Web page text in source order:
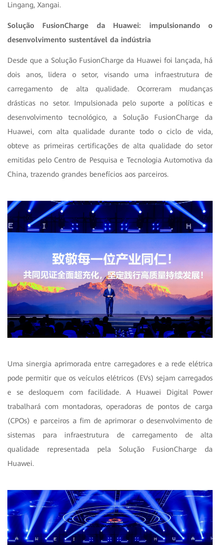
Lingang, Xangai.
Solução FusionCharge da Huawei: impulsionando o
desenvolvimento sustentável da indústria
Desde que a Solução FusionCharge da Huawei foi lançada, há
dois anos, lidera o setor, visando uma infraestrutura de
carregamento de alta qualidade. Ocorreram mudanças
drásticas no setor. Impulsionada pelo suporte a políticas e
desenvolvimento tecnológico, a Solução FusionCharge da
Huawei, com alta qualidade durante todo o ciclo de vida,
obteve as primeiras certificações de alta qualidade do setor
emitidas pelo Centro de Pesquisa e Tecnologia Automotiva da
China, trazendo grandes benefícios aos parceiros.
Uma sinergia aprimorada entre carregadores e a rede elétrica
pode permitir que os veículos elétricos (EVs) sejam carregados
e se desloquem com facilidade. A Huawei Digital Power
trabalhará com montadoras, operadoras de pontos de carga
(CPOs) e parceiros a fim de aprimorar o desenvolvimento de
sistemas para infraestrutura de carregamento de alta
qualidade representada pela Solução FusionCharge da
Huawei.